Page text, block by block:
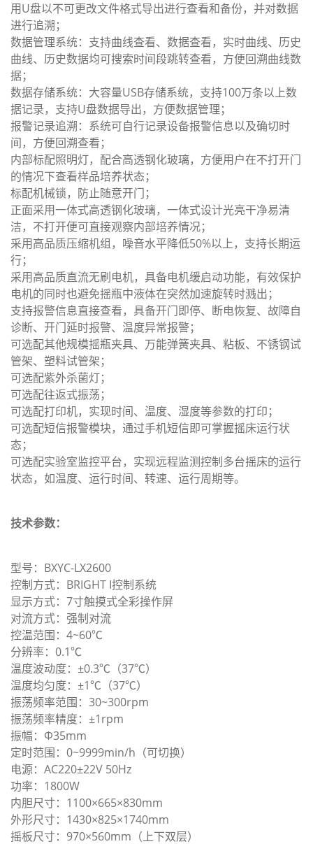
用U盘以不可更改文件格式导出进行查看和备份，并对数据
进行追溯；
数据管理系统：支持曲线查看、数据查看，实时曲线、历史
曲线、历史数据均可搜索时间段跳转查看，方便回溯曲线数
据；
数据存储系统：大容量USB存储系统，支持100万条以上数
据记录，支持U盘数据导出，方便数据管理；
报警记录追溯：系统可自行记录设备报警信息以及确切时
间，方便回溯查看；
内部标配照明灯，配合高透钢化玻璃，方便用户在不打开门
的情况下查看样品培养状态；
标配机械锁，防止随意开门；
正面采用一体式高透钢化玻璃，一体式设计光亮干净易清
洁，不打开便可直接观察内部培养情况；
采用高品质压缩机组，噪音水平降低50%以上，支持长期运
行；
采用高品质直流无刷电机，具备电机缓启动功能，有效保护
电机的同时也避免摇瓶中液体在突然加速旋转时溅出；
支持报警信息直接查看，具备开门即停、断电恢复、故障自
诊断、开门延时报警、温度异常报警；
可选配其他规模摇瓶夹具、万能弹簧夹具、粘板、不锈钢试
管架、塑料试管架；
可选配紫外杀菌灯；
可选配往返式振荡；
可选配打印机，实现时间、温度、湿度等参数的打印；
可选配短信报警模块，通过手机短信即可掌握摇床运行状
态；
可选配实验室监控平台，实现远程监测控制多台摇床的运行
状态，如温度、运行时间、转速、运行周期等。
技术参数：
型号：BXYC-LX2600
控制方式：BRIGHT I控制系统
显示方式：7寸触摸式全彩操作屏
对流方式：强制对流
控温范围：4~60℃
分辨率：0.1℃
温度波动度：±0.3℃（37℃）
温度均匀度：±1℃（37℃）
振荡频率范围：30~300rpm
振荡频率精度：±1rpm
振幅：Φ35mm
定时范围：0~9999min/h（可切换）
电源：AC220±22V 50Hz
功率：1800W
内胆尺寸：1100×665×830mm
外形尺寸：1430×825×1740mm
摇板尺寸：970×560mm（上下双层）